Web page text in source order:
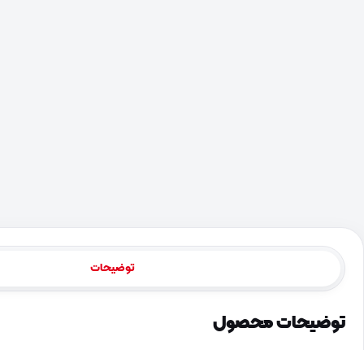
توضیحات
توضیحات محصول